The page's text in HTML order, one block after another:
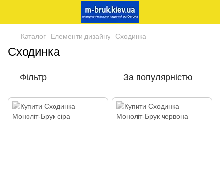
Каталог Елементи дизайну Сходинка
Сходинка
Фільтр За популярністю